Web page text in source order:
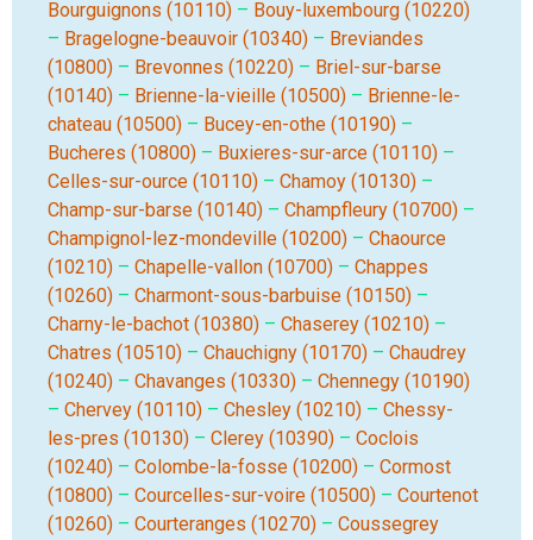
Bourguignons (10110) – Bouy-luxembourg (10220)
– Bragelogne-beauvoir (10340) – Breviandes
(10800) – Brevonnes (10220) – Briel-sur-barse
(10140) – Brienne-la-vieille (10500) – Brienne-le-
chateau (10500) – Bucey-en-othe (10190) –
Bucheres (10800) – Buxieres-sur-arce (10110) –
Celles-sur-ource (10110) – Chamoy (10130) –
Champ-sur-barse (10140) – Champfleury (10700) –
Champignol-lez-mondeville (10200) – Chaource
(10210) – Chapelle-vallon (10700) – Chappes
(10260) – Charmont-sous-barbuise (10150) –
Charny-le-bachot (10380) – Chaserey (10210) –
Chatres (10510) – Chauchigny (10170) – Chaudrey
(10240) – Chavanges (10330) – Chennegy (10190)
– Chervey (10110) – Chesley (10210) – Chessy-
les-pres (10130) – Clerey (10390) – Coclois
(10240) – Colombe-la-fosse (10200) – Cormost
(10800) – Courcelles-sur-voire (10500) – Courtenot
(10260) – Courteranges (10270) – Coussegrey